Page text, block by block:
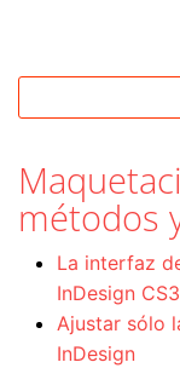
métodos
La interfaz
InDesign
Ajustar sólo
InDesign